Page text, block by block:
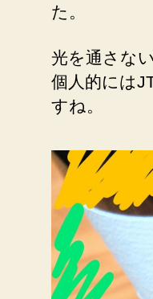
た。
光を通さな
個人的には
すね。